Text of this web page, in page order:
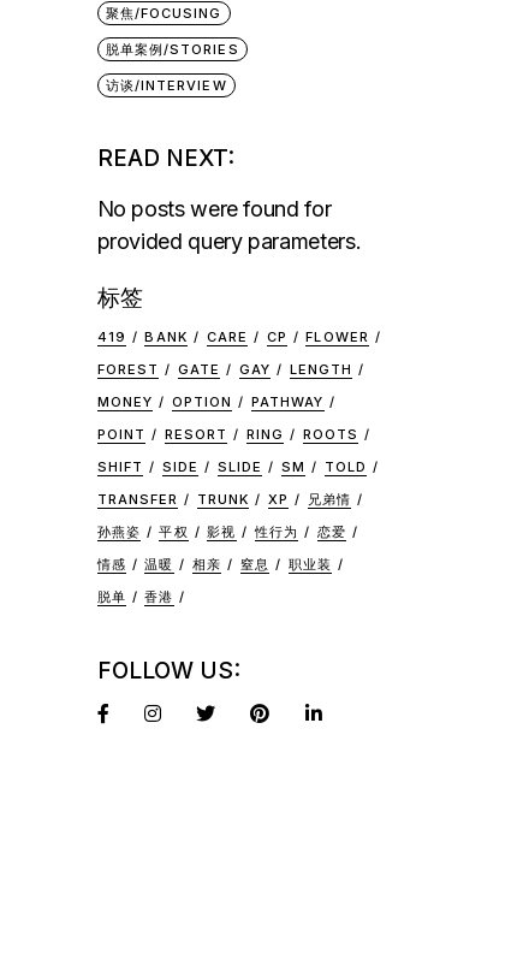
聚焦/FOCUSING
脱单案例/STORIES
访谈/INTERVIEW
READ NEXT:
No posts were found for
provided query parameters.
标签
419 BANK CARE CP
FLOWER
FOREST
GATE GAY
LENGTH
MONEY
OPTION
PATHWAY
POINT
RESORT RING
ROOTS
SHIFT
SIDE SLIDE SM
TOLD
TRANSFER
TRUNK XP
兄弟情
孙燕姿
平权 影视 性行为
恋爱
情感
温暖 相亲 窒息
职业装
脱单
香港
FOLLOW US: